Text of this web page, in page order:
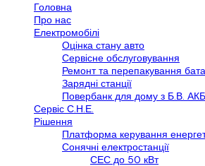
Головна
Про нас
Електромобілі
Оцінка стану авто
Сервісне обслуговування
Ремонт та перепакування
Зарядні станції
Повербанк для дому з Б.В.
Сервіс С.Н.Е.
Рішення
Платформа керування
Сонячні електростанції
СЕС до 50 кВт